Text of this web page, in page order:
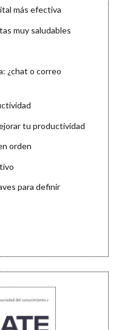
más efectiva
muy saludables
¿chat o correo
tu productividad
orden
para definir